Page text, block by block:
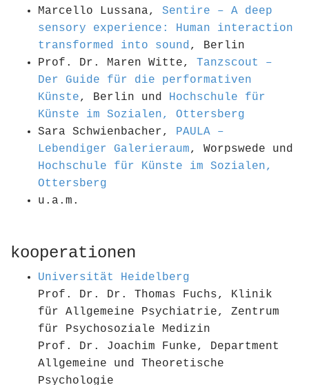
Marcello Lussana, Sentire – A deep
sensory experience: Human interaction
transformed into sound, Berlin
Prof. Dr. Maren Witte, Tanzscout –
Der Guide für die performativen
Künste, Berlin und Hochschule für
Künste im Sozialen, Ottersberg
Sara Schwienbacher, PAULA –
Lebendiger Galerieraum, Worpswede und
Hochschule für Künste im Sozialen,
Ottersberg
u.a.m.
kooperationen
Universität Heidelberg
Prof. Dr. Dr. Thomas Fuchs, Klinik
für Allgemeine Psychiatrie, Zentrum
für Psychosoziale Medizin
Prof. Dr. Joachim Funke, Department
Allgemeine und Theoretische
Psychologie